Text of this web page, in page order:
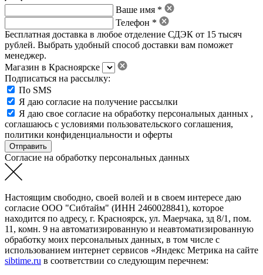
Ваше имя *
Телефон *
Бесплатная доставка в любое отделение СДЭК от 15 тысяч
рублей. Выбрать удобный способ доставки вам поможет
менеджер.
Магазин в Красноярске
Подписаться на рассылку:
По SMS
Я даю согласие на получение рассылки
Я даю свое согласие на обработку персональных данных ,
соглашаюсь с условиями пользовательского соглашения,
политики конфиденциальности и оферты
Согласие на обработку персональных данных
Настоящим свободно, своей волей и в своем интересе даю
согласие ООО "Сибтайм" (ИНН 2460028841), которое
находится по адресу, г. Красноярск, ул. Маерчака, зд 8/1, пом.
11, комн. 9 на автоматизированную и неавтоматизированную
обработку моих персональных данных, в том числе с
использованием интернет сервисов «Яндекс Метрика на сайте
sibtime.ru в соответствии со следующим перечнем: